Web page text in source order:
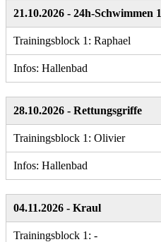
21.10.2026 - 24h-Schwimmen 1
Trainingsblock 1: Raphael
Infos: Hallenbad
28.10.2026 - Rettungsgriffe
Trainingsblock 1: Olivier
Infos: Hallenbad
04.11.2026 - Kraul
Trainingsblock 1: -